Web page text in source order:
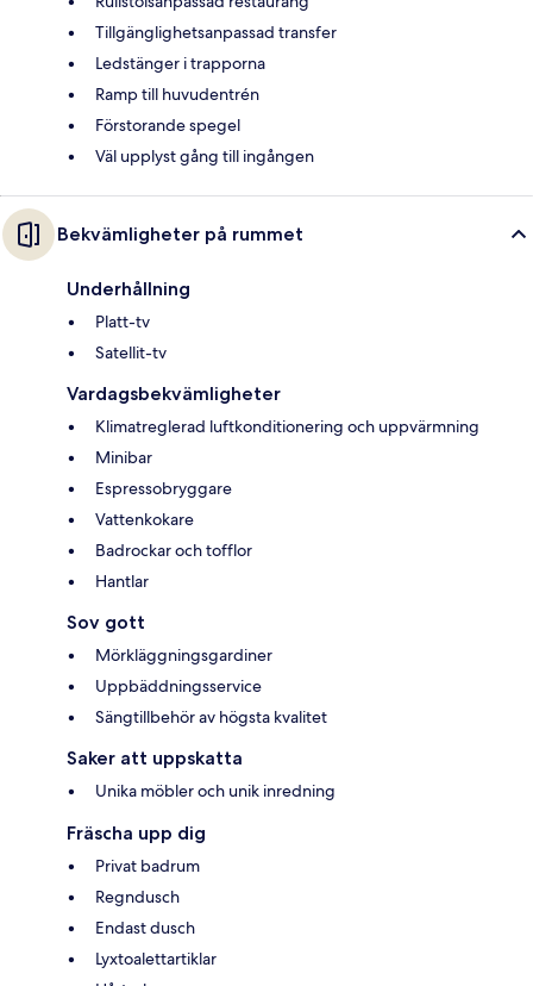
Tillgänglighetsanpassad transfer
Ledstänger i trapporna
Ramp till huvudentrén
Förstorande spegel
Väl upplyst gång till ingången
Bekvämligheter på rummet
Underhållning
Platt-tv
Satellit-tv
Vardagsbekvämligheter
Klimatreglerad luftkonditionering och uppvärmning
Minibar
Espressobryggare
Vattenkokare
Badrockar och tofflor
Hantlar
Sov gott
Mörkläggningsgardiner
Uppbäddningsservice
Sängtillbehör av högsta kvalitet
Saker att uppskatta
Unika möbler och unik inredning
Fräscha upp dig
Privat badrum
Regndusch
Endast dusch
Lyxtoalettartiklar